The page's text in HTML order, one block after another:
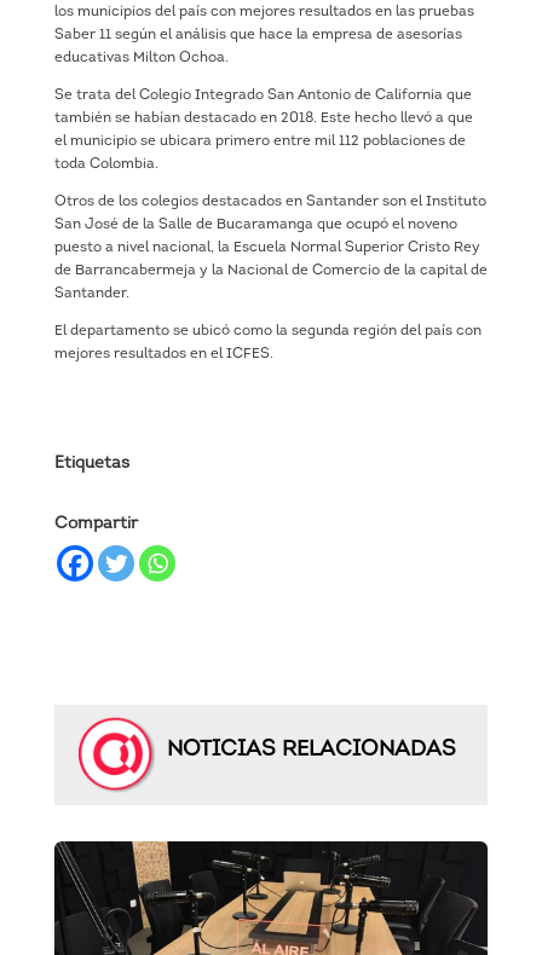
los municipios del país con mejores resultados en las pruebas
Saber 11 según el análisis que hace la empresa de asesorías
educativas Milton Ochoa.
Se trata del Colegio Integrado San Antonio de California que
también se habían destacado en 2018. Este hecho llevó a que
el municipio se ubicara primero entre mil 112 poblaciones de
toda Colombia.
Otros de los colegios destacados en Santander son el Instituto
San José de la Salle de Bucaramanga que ocupó el noveno
puesto a nivel nacional, la Escuela Normal Superior Cristo Rey
de Barrancabermeja y la Nacional de Comercio de la capital de
Santander.
El departamento se ubicó como la segunda región del país con
mejores resultados en el ICFES.
Etiquetas
Compartir
NOTICIAS RELACIONADAS